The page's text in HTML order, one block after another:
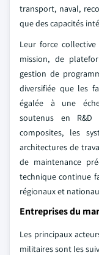
transport, naval,
que des capacités
Leur force
mission, de
gestion de
diversifiée que les
égalée à une
soutenus en
composites, les
architectures de
de maintenance
technique continue
régionaux et
Entreprises du
Les principaux
militaires sont les